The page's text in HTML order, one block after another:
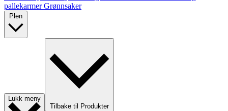
pallekarmerGrønnsaker
Lukk meny
Tilbake til Produkter